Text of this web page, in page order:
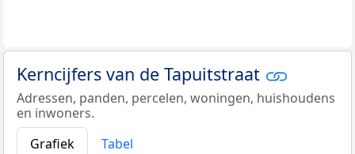
Kerncijfers van de Tapuitstraat
Adressen, panden, percelen, woningen, huishoudens
en inwoners.
Grafiek
Tabel